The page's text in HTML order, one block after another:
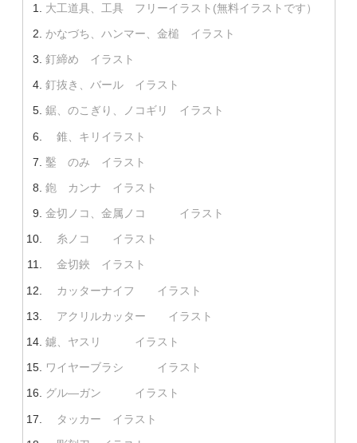
大工道具、工具 フリーイラスト(無料イラストです）
かなづち、ハンマー、金槌 イラスト
釘締め イラスト
釘抜き、バール イラスト
鋸、のこぎり、ノコギリ イラスト
錐、キリイラスト
鑿 のみ イラスト
鉋 カンナ イラスト
金切ノコ、金属ノコ イラスト
糸ノコ イラスト
金切鋏 イラスト
カッターナイフ イラスト
アクリルカッター イラスト
鑢、ヤスリ イラスト
ワイヤーブラシ イラスト
グル―ガン イラスト
タッカー イラスト